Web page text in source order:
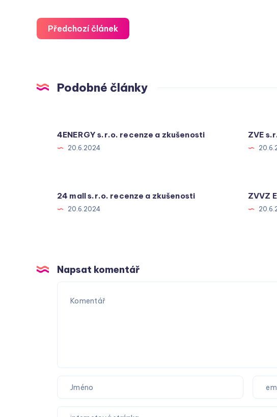
Předchozí článek
Podobné články
4ENERGY s.r.o. recenze a zkušenosti
20.6.2024
ZVE
24 mall s.r.o. recenze a zkušenosti
20.6.2024
ZVVZ
Napsat komentář